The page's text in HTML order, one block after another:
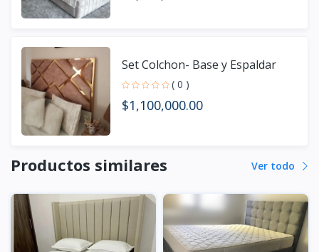
Set Colchon- Base y Espaldar
( 0 )
$1,100,000.00
Productos similares Ver todo